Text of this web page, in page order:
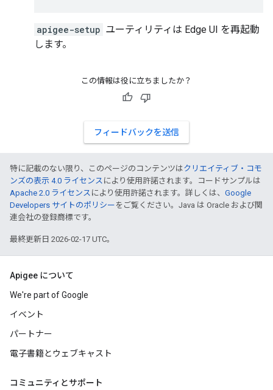
apigee-setup ユーティリティは Edge UI を再起動
します。
この情報は役に立ちましたか？
フィードバックを送信
特に記載のない限り、このページのコンテンツはクリエイティブ・コモ
ンズの表示 4.0 ライセンス により使用許諾されます。コードサンプルは
Apache 2.0 ライセンス により使用許諾されます。詳しくは、 Google
Developers サイトのポリシー をご覧ください。Java は Oracle および関
連会社の登録商標です。
最終更新日 2026-02-17 UTC。
Apigee について
We're part of Google
イベント
パートナー
電子書籍とウェブキャスト
コミュニティとサポート